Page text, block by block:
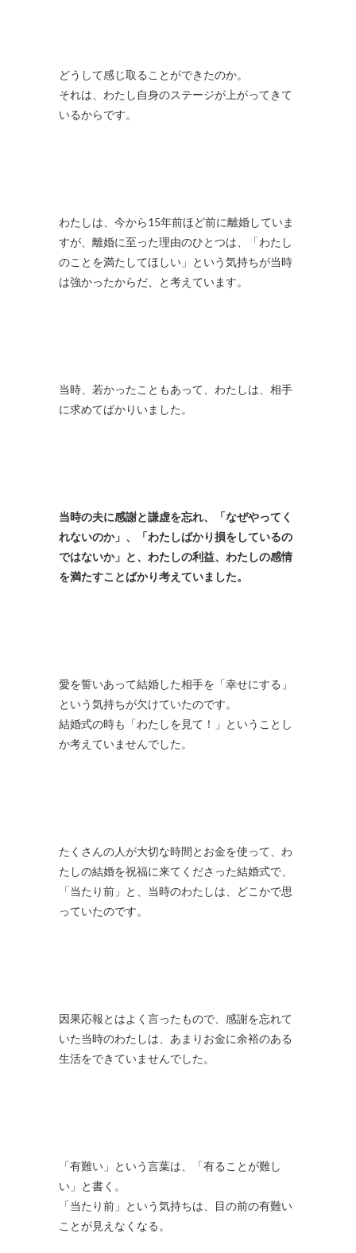
どうして感じ取ることができたのか。
それは、わたし自身のステージが上がってきて
いるからです。
わたしは、今から15年前ほど前に離婚していま
すが、離婚に至った理由のひとつは、「わたし
のことを満たしてほしい」という気持ちが当時
は強かったからだ、と考えています。
当時、若かったこともあって、わたしは、相手
に求めてばかりいました。
当時の夫に感謝と謙虚を忘れ、「なぜやってく
れないのか」、「わたしばかり損をしているの
ではないか」と、わたしの利益、わたしの感情
を満たすことばかり考えていました。
愛を誓いあって結婚した相手を「幸せにする」
という気持ちが欠けていたのです。
結婚式の時も「わたしを見て！」ということし
か考えていませんでした。
たくさんの人が大切な時間とお金を使って、わ
たしの結婚を祝福に来てくださった結婚式で、
「当たり前」と、当時のわたしは、どこかで思
っていたのです。
因果応報とはよく言ったもので、感謝を忘れて
いた当時のわたしは、あまりお金に余裕のある
生活をできていませんでした。
「有難い」という言葉は、「有ることが難し
い」と書く。
「当たり前」という気持ちは、目の前の有難い
ことが見えなくなる。